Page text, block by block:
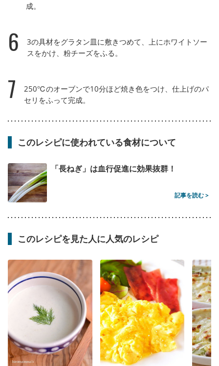
成。
6
3の具材をグラタン皿に敷きつめて、上にホワイトソー
スをかけ、粉チーズをふる。
7
250℃のオーブンで10分ほど焼き色をつけ、仕上げのパ
セリをふって完成。
このレシピに使われている食材について
「長ねぎ」は血行促進に効果抜群！
記事を読む >
このレシピを見た人に人気のレシピ